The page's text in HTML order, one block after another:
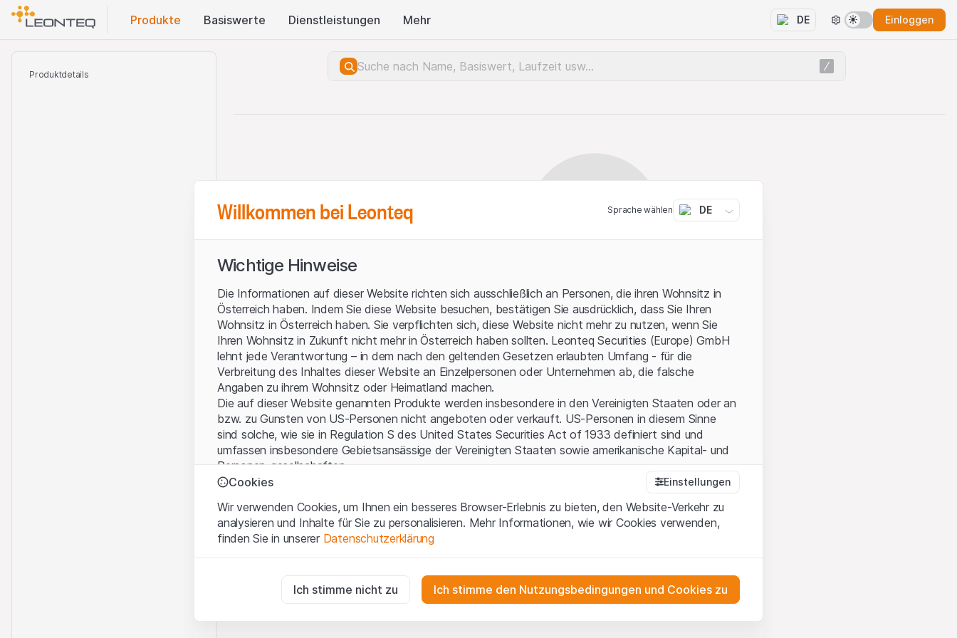
Produkte Basis​werte Dienstleistungen Mehr DE Einloggen
Produktdetails
Serverfehler.
Willkommen bei Leonteq Sprache wählen DE
Wichtige Hinweise
Die Informationen auf dieser Website richten sich ausschließlich an Personen, die ihren Wohnsitz in
Österreich haben. Indem Sie diese Website besuchen, bestätigen Sie ausdrücklich, dass Sie Ihren
Wohnsitz in Österreich haben. Sie verpflichten sich, diese Website nicht mehr zu nutzen, wenn Sie
Ihren Wohnsitz in Zukunft nicht mehr in Österreich haben sollten. Leonteq Securities (Europe) GmbH
lehnt jede Verantwortung – in dem nach den geltenden Gesetzen erlaubten Umfang - für die
Verbreitung des Inhaltes dieser Website an Einzelpersonen oder Unternehmen ab, die falsche
Angaben zu ihrem Wohnsitz oder Heimatland machen.
Die auf dieser Website genannten Produkte werden insbesondere in den Vereinigten Staaten oder an
bzw. zu Gunsten von US-Personen nicht angeboten oder verkauft. US-Personen in diesem Sinne
sind solche, wie sie in Regulation S des United States Securities Act of 1933 definiert sind und
umfassen insbesondere Gebietsansässige der Vereinigten Staaten sowie amerikanische Kapital- und
Personen-gesellschaften.
Mit dem Zugriff auf diese Website erklären Sie, dass Sie die rechtlichen Informationen und die
wichtigen Hinweise und Nutzungsbedingungen verstanden haben und akzeptieren. Wenn Sie mit den
Nutzungsbedingungennicht einverstanden sind, unterlassen Sie bitte den Zugriff auf diese Website.
Kein Angebot, keine Aufforderung zum Kauf
Die auf der Website enthaltenen oder beschriebenen Informationen, Produkte, Daten,
Dienstleistungen, Tools und Unterlagen („Inhalte der Website“) dienen ausschließlich
Informationszwecken und stellen weder ein Angebot noch eine Aufforderung zum Erwerb oder zum
Cookies Einstellungen
Wir verwenden Cookies, um Ihnen ein besseres Browser-Erlebnis zu bieten, den Website-Verkehr zu
analysieren und Inhalte für Sie zu personalisieren. Mehr Informationen, wie wir Cookies verwenden,
finden Sie in unserer Datenschutzerklärung
Diese Cookies sind für die Website erforderlich und können nicht deaktiviert werden.
Ich stimme nicht zu Ich stimme den Nutzungsbedingungen und Cookies zu